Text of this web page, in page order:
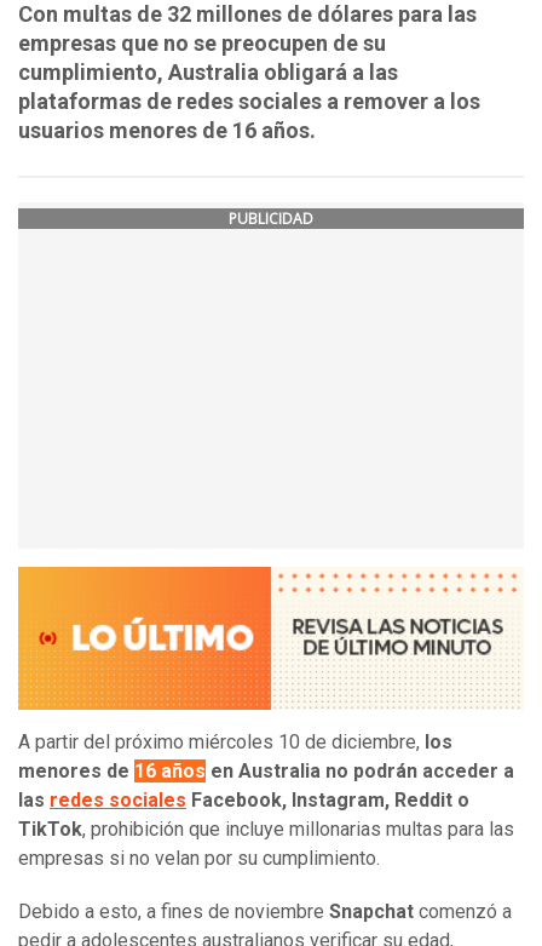
Con multas de 32 millones de dólares para las
empresas que no se preocupen de su
cumplimiento, Australia obligará a las
plataformas de redes sociales a remover a los
usuarios menores de 16 años.
PUBLICIDAD
A partir del próximo miércoles 10 de diciembre, los
menores de 16 años en Australia no podrán acceder a
las redes sociales Facebook, Instagram, Reddit o
TikTok, prohibición que incluye millonarias multas para las
empresas si no velan por su cumplimiento.
Debido a esto, a fines de noviembre Snapchat comenzó a
pedir a adolescentes australianos verificar su edad,